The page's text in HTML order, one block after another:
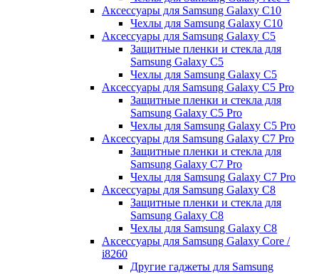
Аксессуары для Samsung Galaxy C10
Чехлы для Samsung Galaxy C10
Аксессуары для Samsung Galaxy C5
Защитные пленки и стекла для
Samsung Galaxy C5
Чехлы для Samsung Galaxy C5
Аксессуары для Samsung Galaxy C5 Pro
Защитные пленки и стекла для
Samsung Galaxy C5 Pro
Чехлы для Samsung Galaxy C5 Pro
Аксессуары для Samsung Galaxy C7 Pro
Защитные пленки и стекла для
Samsung Galaxy C7 Pro
Чехлы для Samsung Galaxy C7 Pro
Аксессуары для Samsung Galaxy C8
Защитные пленки и стекла для
Samsung Galaxy C8
Чехлы для Samsung Galaxy C8
Аксессуары для Samsung Galaxy Core /
i8260
Другие гаджеты для Samsung